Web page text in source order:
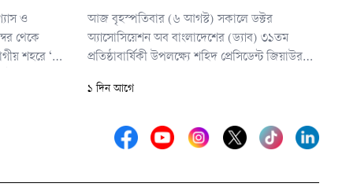
ও
থেকে
শহরে ‘লং
শেষে
আজ বৃহস্পতিবার (৬ আগস্ট) সকালে ডক্টর
অ্যাসোসিয়েশন অব বাংলাদেশের (ড্যাব) ৩১তম
প্রতিষ্ঠাবার্ষিকী উপলক্ষ্যে শহিদ প্রেসিডেন্ট জিয়াউর
নিবেদন শেষে এ অভিযোগ করেন তিনি।
১ দিন আগে